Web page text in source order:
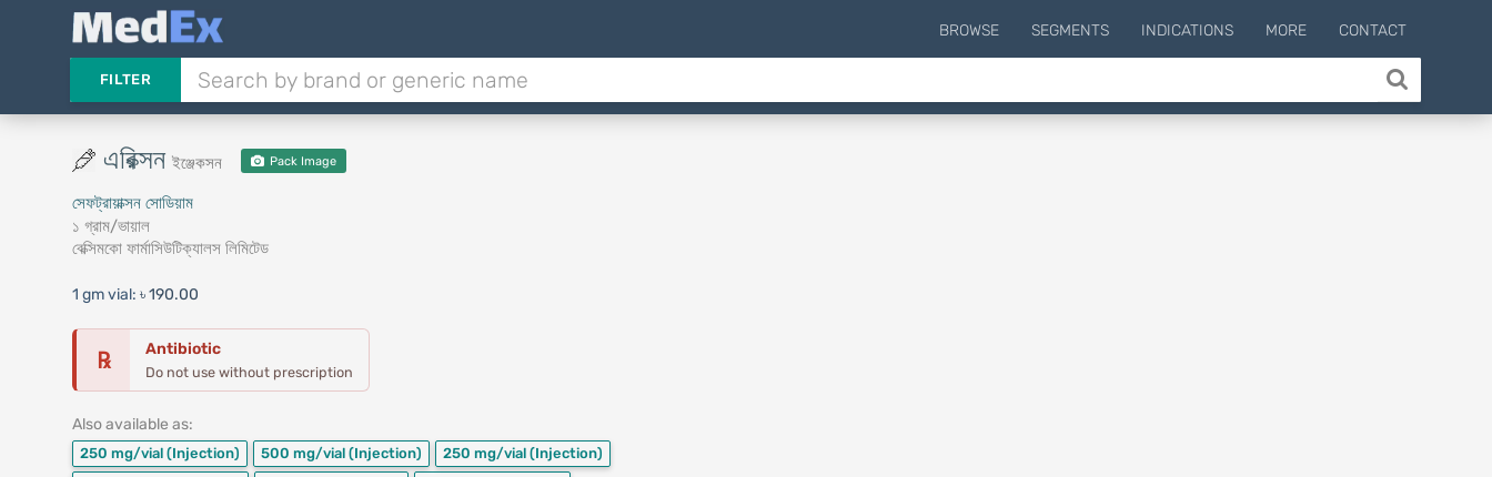
BROWSE SEGMENTS INDICATIONS MORE CONTACT
FILTER
এরিক্সন ইঞ্জেকসন Pack Image
সেফট্রায়াক্সন সোডিয়াম
১ গ্রাম/ভায়াল
বেক্সিমকো ফার্মাসিউটিক্যালস লিমিটেড
1 gm vial: ৳ 190.00
℞ Antibiotic
Do not use without prescription
Also available as:
250 mg/vial (Injection) 500 mg/vial (Injection) 250 mg/vial (Injection)